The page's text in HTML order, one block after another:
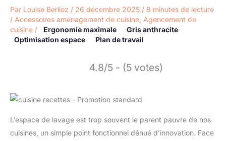
Par Louise Berlioz / 26 décembre 2025 / 8 minutes de lecture
/ Accessoires aménagement de cuisine Agencement de
cuisine / Ergonomie maximale
Gris anthracite
Optimisation espace
Plan de travail
4.8/5 - (5 votes)
L’espace de lavage est trop souvent le parent pauvre de nos
cuisines, un simple point fonctionnel dénué d’innovation. Face